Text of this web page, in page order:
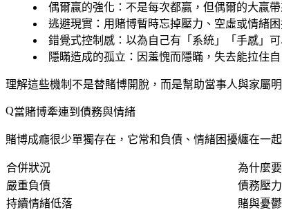
偶爾贏的強化 ：不是每次都贏，但偶爾的大贏
逃避現實 ：用賭博暫時忘掉壓力、空虛或情緒
錯覺式控制感 ：以為自己有「系統」「手感」
隱瞞造成的孤立 ：因羞愧而隱瞞，失去能拉住
理解這些機制不是替賭博開脫，而是幫助當事人與家屬
當賭博牽連到債務與情緒
賭博成癮很少單獨存在，它常和負債、情緒困擾纏在一
合併狀況
為什麼
嚴重負債
債務壓
持續情緒低落
賭與憂